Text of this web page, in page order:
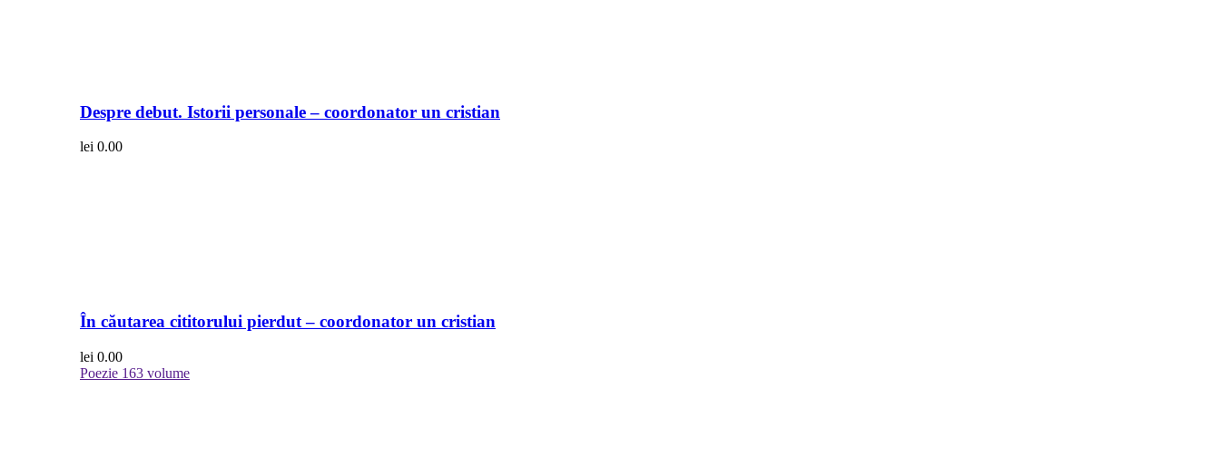
Despre debut. Istorii personale – coordonator un cristian
lei 0.00
În căutarea cititorului pierdut – coordonator un cristian
lei 0.00
Poezie 163 volume